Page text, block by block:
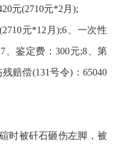
元(2710元*2月);
元*12月);6、一次性
、鉴定费：300元;8、第
赔偿(131号令)：65040
时被矸石砸伤左脚，被